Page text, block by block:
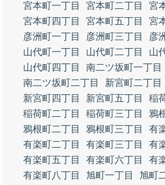
宮本町一丁目
宮本町二丁目
宮
宮本町四丁目
宮本町五丁目
宮
彦洲町一丁目
彦洲町三丁目
彦
山代町一丁目
山代町二丁目
山
山代町四丁目
南二ツ坂町一丁目
南二ツ坂町二丁目
新宮町二丁目
新宮町四丁目
新宮町五丁目
稲
稲荷町二丁目
稲荷町三丁目
鴉
鴉根町二丁目
鴉根町三丁目
有
有楽町二丁目
有楽町三丁目
有
有楽町五丁目
有楽町六丁目
有
有楽町八丁目
旭町一丁目
旭町